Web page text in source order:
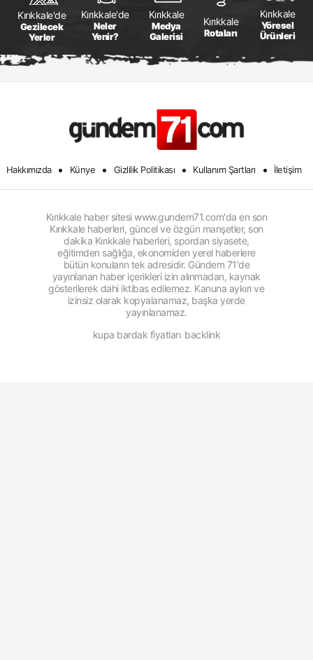
Kırıkkale'de
Gezilecek
Yerler
Kırıkkale'de
Neler
Yenir?
Kırıkkale
Medya
Galerisi
Kırıkkale
Rotaları
Kırıkkale
Yöresel
Ürünleri
Hakkımızda • Künye • Gizlilik Politikası • Kullanım Şartları • İletişim
Kırıkkale haber sitesi www.gundem71.com'da en son
Kırıkkale haberleri, güncel ve özgün manşetler, son
dakika Kırıkkale haberleri, spordan siyasete,
eğitimden sağlığa, ekonomiden yerel haberlere
bütün konuların tek adresidir. Gündem 71'de
yayınlanan haber içerikleri izin alınmadan, kaynak
gösterilerek dahi iktibas edilemez. Kanuna aykırı ve
izinsiz olarak kopyalanamaz, başka yerde
yayınlanamaz.
kupa bardak fiyatları backlink